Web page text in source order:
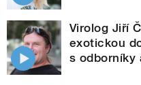
Virolog Jiří
exotickou
s odborníky